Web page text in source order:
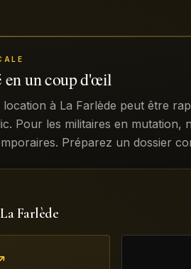
en un coup d'œil
à La Farlède peut être
Pour les militaires en mutation,
Préparez un dossier
La Farlède